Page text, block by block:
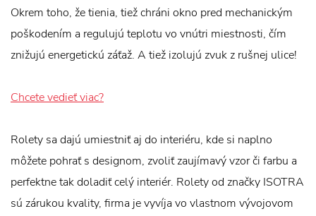
Okrem toho, že tienia, tiež chráni okno pred mechanickým
poškodením a regulujú teplotu vo vnútri miestnosti, čím
znižujú energetickú záťaž. A tiež izolujú zvuk z rušnej ulice!
Chcete vedieť viac?
Rolety sa dajú umiestniť aj do interiéru, kde si naplno
môžete pohrať s designom, zvoliť zaujímavý vzor či farbu a
perfektne tak doladiť celý interiér. Rolety od značky ISOTRA
sú zárukou kvality, firma je vyvíja vo vlastnom vývojovom